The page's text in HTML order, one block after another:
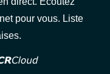
pour vous. Liste